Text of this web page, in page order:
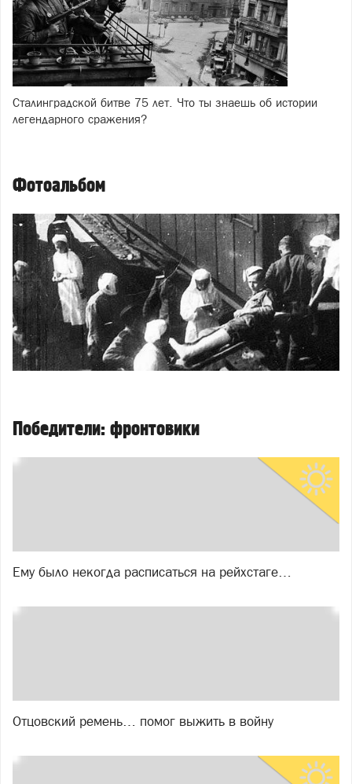
Сталинградской битве 75 лет. Что ты знаешь об истории
легендарного сражения?
Фотоальбом
Победители: фронтовики
Ему было некогда расписаться на рейхстаге…
Отцовский ремень… помог выжить в войну